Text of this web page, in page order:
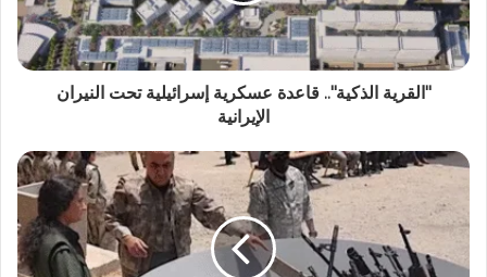
"القرية الذكية".. قاعدة عسكرية إسرائيلية تحت النيران
الإيرانية